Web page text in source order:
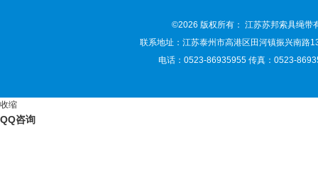
©2026 版权所有： 江苏苏邦索具绳带
联系地址：江苏泰州市高港区田河镇振兴南
电话：0523-86935955 传真：0523-
收缩
QQ咨询